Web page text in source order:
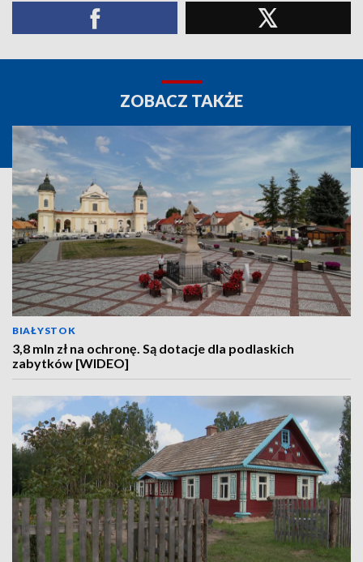
ZOBACZ TAKŻE
BIAŁYSTOK
3,8 mln zł na ochronę. Są dotacje dla podlaskich
zabytków [WIDEO]